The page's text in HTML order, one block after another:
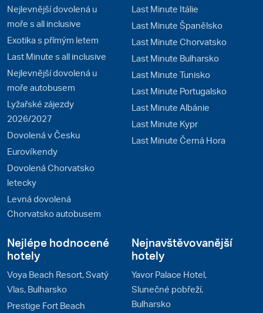
Nejlevnější dovolená u
moře s all inclusive
Exotika s přímým letem
Last Minute s all inclusive
Nejlevnější dovolená u
moře autobusem
Lyžařské zájezdy
2026/2027
Dovolená v Česku
Eurovíkendy
Dovolená Chorvatsko
letecky
Levná dovolená
Chorvatsko autobusem
Last Minute Itálie
Last Minute Španělsko
Last Minute Chorvatsko
Last Minute Bulharsko
Last Minute Tunisko
Last Minute Portugalsko
Last Minute Albánie
Last Minute Kypr
Last Minute Černá Hora
Nejlépe hodnocené
hotely
Voya Beach Resort, Svatý
Vlas, Bulharsko
Prestige Fort Beach
Nejnavštěvovanější
hotely
Yavor Palace Hotel,
Slunečné pobřeží,
Bulharsko